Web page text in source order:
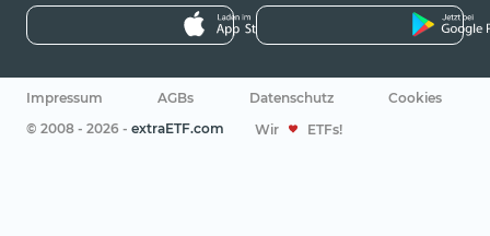
Impressum AGBs Datenschutz
Cookies
© 2008 - 2026 - extraETF.com Wir ETFs!